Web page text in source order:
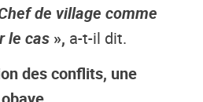
de village comme
le cas », a-t-il dit.
des conflits, une